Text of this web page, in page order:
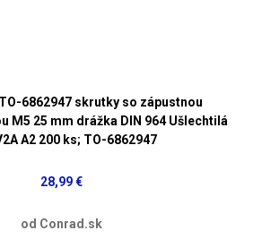
6862947 skrutky so zápustnou
M5 25 mm drážka DIN 964 Ušlechtilá
A2 200 ks; TO-6862947
28,99 €
od Conrad.sk